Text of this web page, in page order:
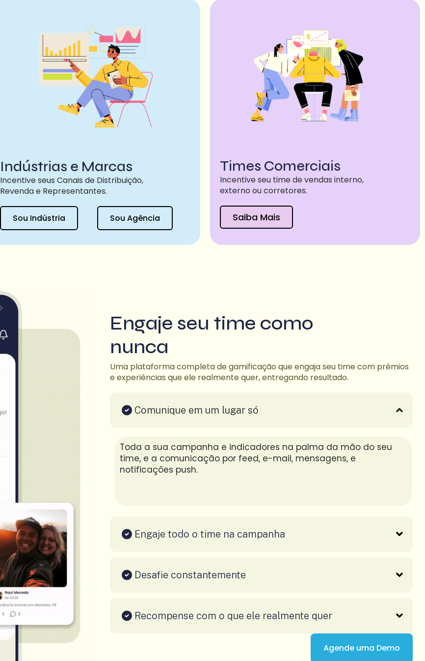
Indústrias e Marcas
Incentive seus Canais de Distribuição,
Revenda e Representantes.
Sou Indústria Sou Agência
Times Comerciais
Incentive seu time de vendas interno,
externo ou corretores.
Saiba Mais
Engaje seu time como
nunca
Uma plataforma completa de gamificação que engaja seu time com prêmios
e experiências que ele realmente quer, entregando resultado.
Comunique em um lugar só
Toda a sua campanha e indicadores na palma da mão do seu
time, e a comunicação por feed, e-mail, mensagens, e
notificações push.
Engaje todo o time na campanha
Desafie constantemente
Recompense com o que ele realmente quer
Agende uma Demo